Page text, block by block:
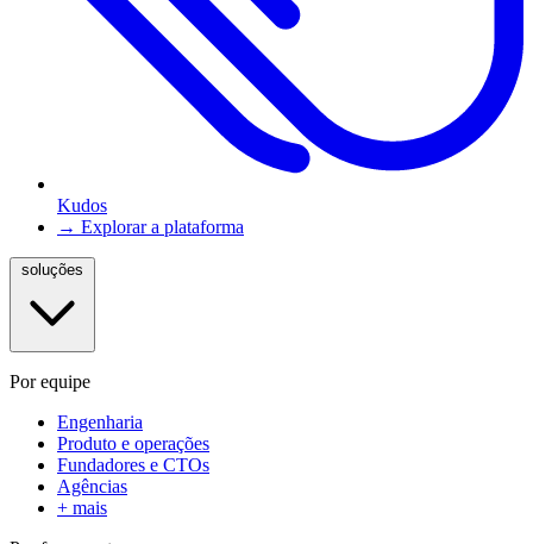
Kudos
→ Explorar a plataforma
Por equipe
Engenharia
Produto e operações
Fundadores e CTOs
Agências
+ mais